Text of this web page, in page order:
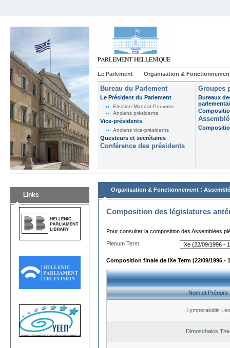
Le Parlement Organisation &
Bureau du Parlement
Le Président du Parlement
Election-Mandat-Pouvoirs
Anciens présidents
Vice-présidents
Anciens vice-présidents
Questeurs et secrétaires
Conférence des présidents
Groupes
Bureaux
Links
Organisation & Fonctionnement :
Composition des législatures
Pour consulter la composition des Assemblées
Plenum Term:
Composition finale de IXe Term (22/09/1996 -
Nom et Prénom
Lymperakidis
Dimoschakis